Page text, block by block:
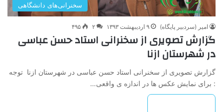
سخنرانی‌های دانشگاهی
امیر (سردبیر پایگاه) ۹ اردیبهشت ۱۳۹۳ ۲ ۴۹۵
گزارش تصویری از سخنرانی استاد حسن عباسی
در شهرستان ازنا
گزارش تصویری از سخنرانی استاد حسن عباسی در شهرستان ازنا توجه
: برای نمایش عکس ها در اندازه ی واقعی…